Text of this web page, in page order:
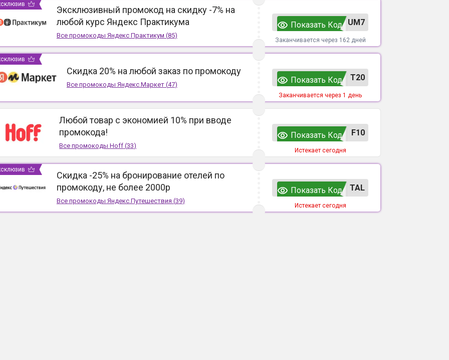
Эксклюзивный промокод на скидку -7% на
любой курс Яндекс Практикума
Все промокоды Яндекс Практикум (85)
UM7
Показать Код
Заканчивается через 162 дней
Скидка 20% на любой заказ по промокоду
Все промокоды Яндекс.Маркет(47)
T20
Показать Код
Заканчивается через 1 день
Любой товар с экономией 10% при вводе
промокода!
Все промокодыHoff (33)
F10
Показать Код
Истекает сегодня
Скидка -25% на бронирование отелей по
промокоду, не более 2000р
Все промокоды Яндекс.Путешествия (39)
TAL
Показать Код
Истекает сегодня